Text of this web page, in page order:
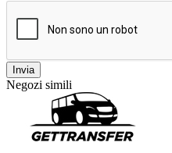
Invia
Negozi simili